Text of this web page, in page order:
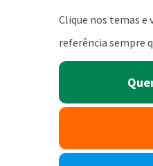
Clique nos temas e
referência sempre